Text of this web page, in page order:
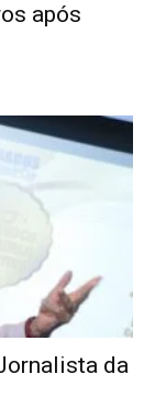
após
da